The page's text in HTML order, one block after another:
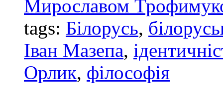
Мирославом
tags: Білорусь,
Іван Мазепа,
Орлик, філософія